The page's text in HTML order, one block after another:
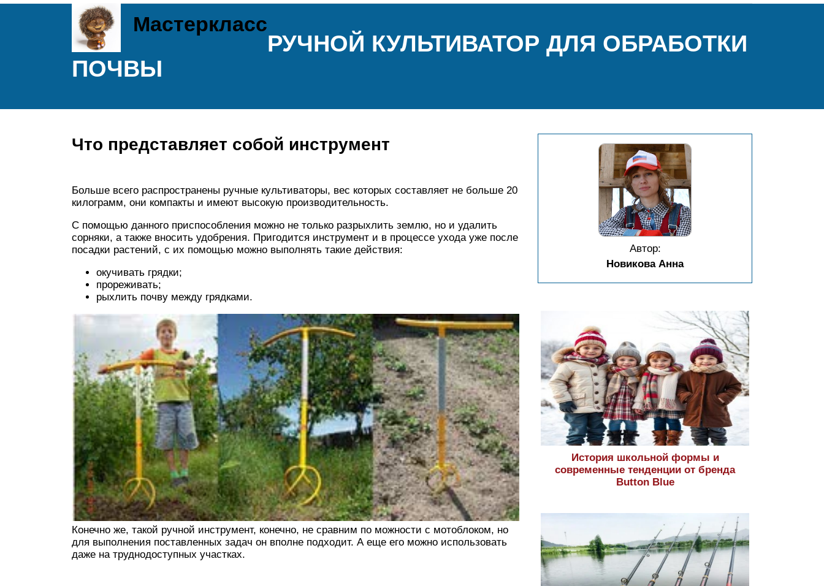
Мастеркласс
РУЧНОЙ КУЛЬТИВАТОР ДЛЯ ОБРАБОТКИ
ПОЧВЫ
Что представляет собой инструмент
Больше всего распространены ручные культиваторы, вес которых составляет не больше 20
килограмм, они компакты и имеют высокую производительность.
С помощью данного приспособления можно не только разрыхлить землю, но и удалить
сорняки, а также вносить удобрения. Пригодится инструмент и в процессе ухода уже после
посадки растений, с их помощью можно выполнять такие действия:
окучивать грядки;
прореживать;
рыхлить почву между грядками.
Конечно же, такой ручной инструмент, конечно, не сравним по можности с мотоблоком, но
для выполнения поставленных задач он вполне подходит. А еще его можно использовать
даже на труднодоступных участках.
Автор:
Новикова Анна
История школьной формы и
современные тенденции от бренда
Button Blue